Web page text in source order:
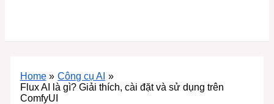
Home
Công cụ AI
Flux AI là gì? Giải thích, cài đặt và sử dụng trên
ComfyUI